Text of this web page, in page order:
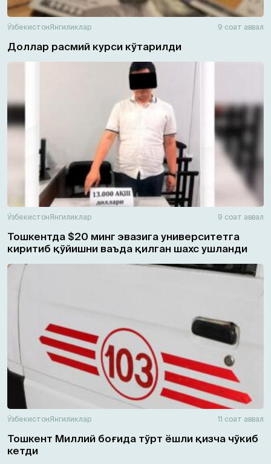
ЎзбекистонЯнгиликлар 9 соат аввал
Доллар расмий курси кўтарилди
ЎзбекистонЯнгиликлар 9 соат аввал
Тошкентда $20 минг эвазига университетга
киритиб қўйишни ваъда қилган шахс ушланди
ЎзбекистонЯнгиликлар 11 соат аввал
Тошкент Миллий боғида тўрт ёшли қизча чўкиб
кетди